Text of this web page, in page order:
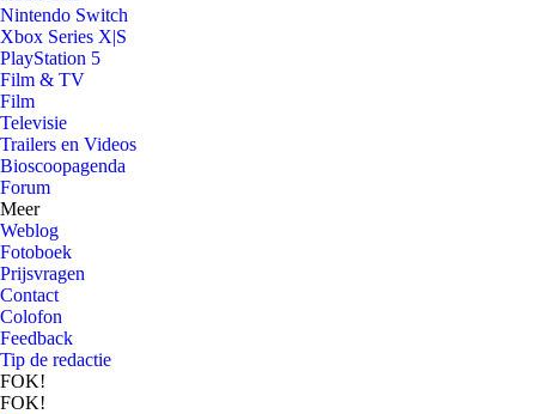
Nintendo Switch
Xbox Series X|S
PlayStation 5
Film & TV
Film
Televisie
Trailers en Videos
Bioscoopagenda
Forum
Meer
Weblog
Fotoboek
Prijsvragen
Contact
Colofon
Feedback
Tip de redactie
FOK!
FOK!